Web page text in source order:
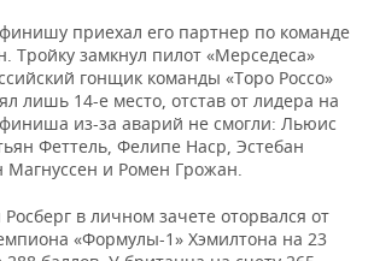
приехал его партнер по команде
Тройку замкнул пилот «Мерседеса»
гонщик команды «Торо Россо»
лишь 14-е место, отстав от лидера на
финиша из-за аварий не смогли: Льюис
Феттель, Фелипе Наср, Эстебан
Магнуссен и Ромен Грожан.
Росберг в личном зачете оторвался от
«Формулы-1» Хэмилтона на 23